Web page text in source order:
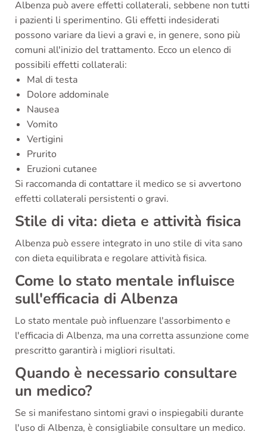
Albenza può avere effetti collaterali, sebbene non tutti
i pazienti li sperimentino. Gli effetti indesiderati
possono variare da lievi a gravi e, in genere, sono più
comuni all'inizio del trattamento. Ecco un elenco di
possibili effetti collaterali:
Mal di testa
Dolore addominale
Nausea
Vomito
Vertigini
Prurito
Eruzioni cutanee
Si raccomanda di contattare il medico se si avvertono
effetti collaterali persistenti o gravi.
Stile di vita: dieta e attività fisica
Albenza può essere integrato in uno stile di vita sano
con dieta equilibrata e regolare attività fisica.
Come lo stato mentale influisce
sull'efficacia di Albenza
Lo stato mentale può influenzare l'assorbimento e
l'efficacia di Albenza, ma una corretta assunzione come
prescritto garantirà i migliori risultati.
Quando è necessario consultare
un medico?
Se si manifestano sintomi gravi o inspiegabili durante
l'uso di Albenza, è consigliabile consultare un medico.